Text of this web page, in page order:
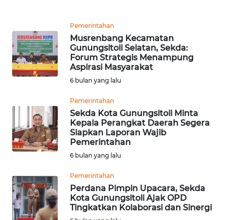
Pemerintahan
Musrenbang Kecamatan
Gunungsitoli Selatan, Sekda:
Forum Strategis Menampung
Aspirasi Masyarakat
6 bulan yang lalu
Pemerintahan
Sekda Kota Gunungsitoli Minta
Kepala Perangkat Daerah Segera
Siapkan Laporan Wajib
Pemerintahan
6 bulan yang lalu
Pemerintahan
Perdana Pimpin Upacara, Sekda
Kota Gunungsitoli Ajak OPD
Tingkatkan Kolaborasi dan Sinergi
WN
MANDALIKA
WN
LABUANBAJO
BORNEO
Wahana
Media